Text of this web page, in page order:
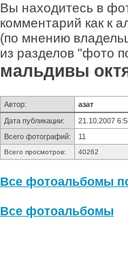
Вы находитесь в
комментарий как к
(по мнению
из разделов "фото
мальдивы
Автор:
азат
Дата публикации:
21.10.2007
Всего фотографий:
11
Всего просмотров: 40262
Все фотоальбомы
Все фотоальбомы